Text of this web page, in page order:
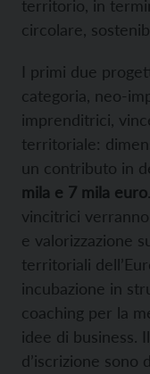
territorio, in
circolare,
I primi due
categoria, neo-
imprenditrici,
territoriale:
un contributo in
mila e 7 mila euro
vincitrici
e valorizzazione
territoriali
incubazione in
coaching per la
idee di business.
d’iscrizione sono